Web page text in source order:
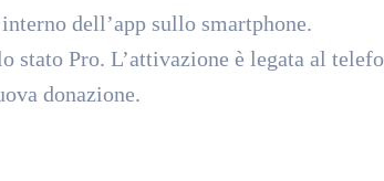
dell’app sullo smartphone.
stato Pro. L’attivazione è legata al
donazione.